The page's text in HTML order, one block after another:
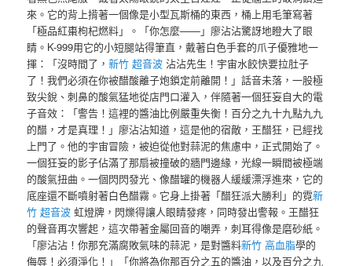
來。它的背上揹著一個像是小型瓦斯桶的東西，桶上用毛筆寫著
「極品紅棗枸杞燃料」。「你怎麼——」廖沾沾驚訝地瞪大了眼
睛。K-999用它的小短腿站得筆直，戴著白色手套的爪子優雅地一
揮：「沒時間了，新竹 超音波沾沾先生！宇宙水餃快要拉肚子
了！我們必須在你被醋酸離子炮鎖定前離開！」話音未落，一股極
致尖銳、刺鼻的酸氣猛地從店門口灌入，伴隨著一個狂妄自大的電
子音效：「警告！這裡的醬油比例嚴重失衡！百分之九十九點九九
的醋，才是真理！」廖沾沾知道，這是他的宿敵，王醋狂，已經找
上門了。他的宇宙冒險，被迫從他對蒜泥的焦慮中，正式開始了。
一個狂妄的影子佔滿了那扇被撞破的牆門邊緣，光線一瞬間被極端
的酸氣扭曲。一個閃閃發光、像醋罐的機器人緩緩漂浮進來，它的
底座還不斷噴射著白色醋霧。它身上掛著「醋狂派大勝利」的霓新
竹 超音波虹燈牌，閃爍得讓人眼睛發疼，同時發出警報。王醋狂
的聲音再次響起，這次帶著金屬回音的嘲弄，刺耳得像是磨砂紙。
「廖沾沾！你那充滿腐敗氣味的蒜泥，是對醬料新竹 高血脂學的
侮辱！必須淨化！」「你將為你那百分之五的醬油，以及百分之九